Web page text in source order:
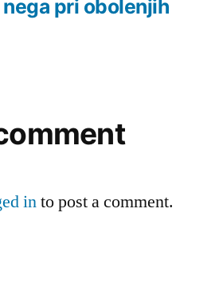
post: pri obolenjih
into post a comment.